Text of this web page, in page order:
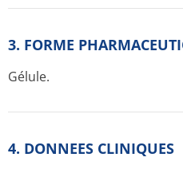
3. FORME
Gélule.
4. DONNEES CLINIQUES